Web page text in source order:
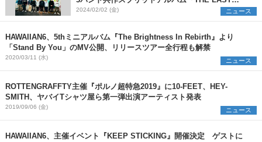
ANTHEMS』リリース決定＆6都市7会場にてツアー
も開催
2024/02/02 (金) ニュース
HAWAIIAN6、5thミニアルバム『The Brightness In Rebirth』より
「Stand By You」のMV公開、リリースツアー全行程も解禁
2020/03/11 (水) ニュース
ROTTENGRAFFTY主催『ポルノ超特急2019』に10-FEET、HEY-
SMITH、ヤバイTシャツ屋ら第一弾出演アーティスト発表
2019/09/06 (金) ニュース
HAWAIIAN6、主催イベント『KEEP STICKING』開催決定 ゲストに